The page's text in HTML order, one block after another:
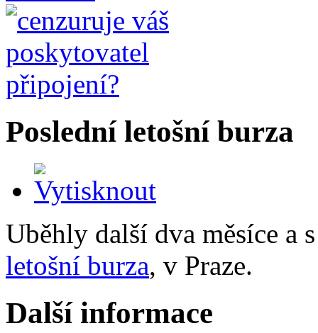
Poslední letošní burza
Uběhly další dva měsíce a
letošní burza, v Praze.
Další informace